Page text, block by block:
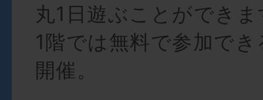
丸1日遊ぶことができ
1階では無料で参加で
開催。